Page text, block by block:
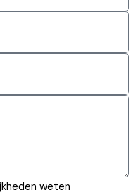
weten